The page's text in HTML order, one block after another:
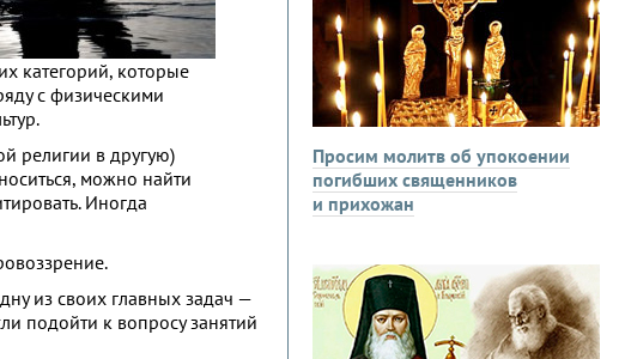
категорий, которые
с физическими
религии в другую)
можно найти
Иногда
из своих главных задач —
подойти к вопросу занятий
Просим молитв об упокоении
погибших священников
и прихожан